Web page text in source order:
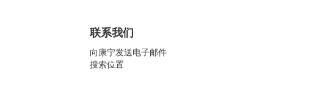
联系我们
向康宁发送电子邮件
搜索位置